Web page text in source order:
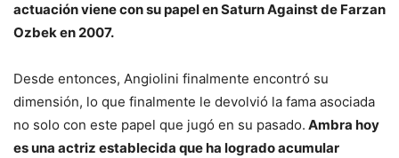
actuación viene con su papel en Saturn Against de Farzan
Ozbek en 2007.
Desde entonces, Angiolini finalmente encontró su
dimensión, lo que finalmente le devolvió la fama asociada
no solo con este papel que jugó en su pasado. Ambra hoy
es una actriz establecida que ha logrado acumular